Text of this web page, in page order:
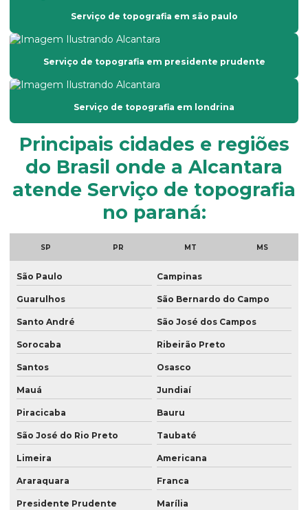
Empresa de topografia em são paulo
Empresa de topografia em sp
Empresas de georreferenciamento de imóveis rurais
Georreferenciamento por drone
Georreferenciamento de imóveis
Georreferenciamento de imóveis rurais com drone
Georreferenciamento de propriedades rurais
Georreferenciamento topografia
Laudo ambiental empresa
Laudo de passivo ambiental
Laudos ambientais
Laudos técnicos ambientais
Levantamento georreferenciado
Levantamento topográfico georreferenciado
Mapeamento com drones
Mapeamento com drones no paraná
Serviço de topografia em são paulo
Serviço de topografia em presidente prudente
Serviço de topografia em londrina
Principais cidades e regiões
do Brasil onde a Alcantara
atende Serviço de topografia
no paraná:
SP PR MT MS
São Paulo Campinas
Guarulhos São Bernardo do Campo
Santo André São José dos Campos
Sorocaba Ribeirão Preto
Santos Osasco
Mauá Jundiaí
Piracicaba Bauru
São José do Rio Preto Taubaté
Limeira Americana
Araraquara Franca
Presidente Prudente Marília